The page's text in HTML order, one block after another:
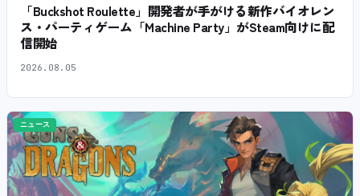
「Buckshot Roulette」開発者が手がける新作バイオレン
ス・パーティゲーム「Machine Party」がSteam向けに配
信開始
2026.08.05
ニュース